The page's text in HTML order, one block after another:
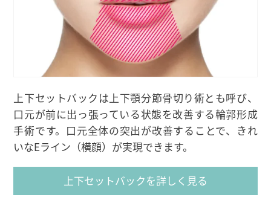
上下セットバックは上下顎分節骨切り術とも呼び、
口元が前に出っ張っている状態を改善する輪郭形成
手術です。口元全体の突出が改善することで、きれ
いなEライン（横顔）が実現できます。
上下セットバックを詳しく見る